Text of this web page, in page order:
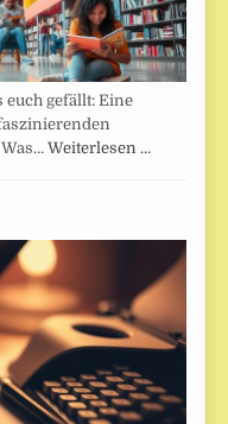
euch gefällt: Eine
Was…Weiterlesen …